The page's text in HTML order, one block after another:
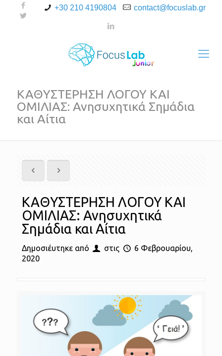
+30 210 4190804 contact@focuslab.gr
ΚΑΘΥΣΤΕΡΗΣΗ ΛΟΓΟΥ ΚΑΙ
ΟΜΙΛΙΑΣ: Ανησυχητικά Σημάδια
και Αίτια
ΚΑΘΥΣΤΕΡΗΣΗ ΛΟΓΟΥ ΚΑΙ
ΟΜΙΛΙΑΣ: Ανησυχητικά
Σημάδια και Αίτια
Δημοσιέυτηκε από στις
6 Φεβρουαρίου,
2020